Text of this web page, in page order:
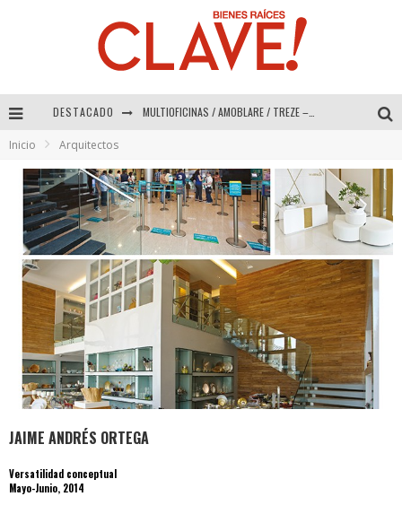
DESTACADO MULTIOFICINAS / AMOBLARE / TREZE – Especial Interiorismo & Decoración 2026
ADRIANA HOYOS DESIGN STUDIO – Especial Interiorismo & Decoración 2026
Inicio Arquitectos
JAIME ANDRÉS ORTEGA
Versatilidad conceptual
Mayo-Junio, 2014